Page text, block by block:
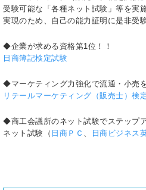
受験可能な「各種ネット試験」等を実
実現のため、自己の能力証明に是非受
◆企業が求める資格第1位！！
日商簿記検定試験
◆マーケティング力強化で流通・小売
リテールマーケティング（販売士）検
◆商工会議所のネット試験でステップ
ネット試験（ 日商ＰＣ 、 日商ビジネス